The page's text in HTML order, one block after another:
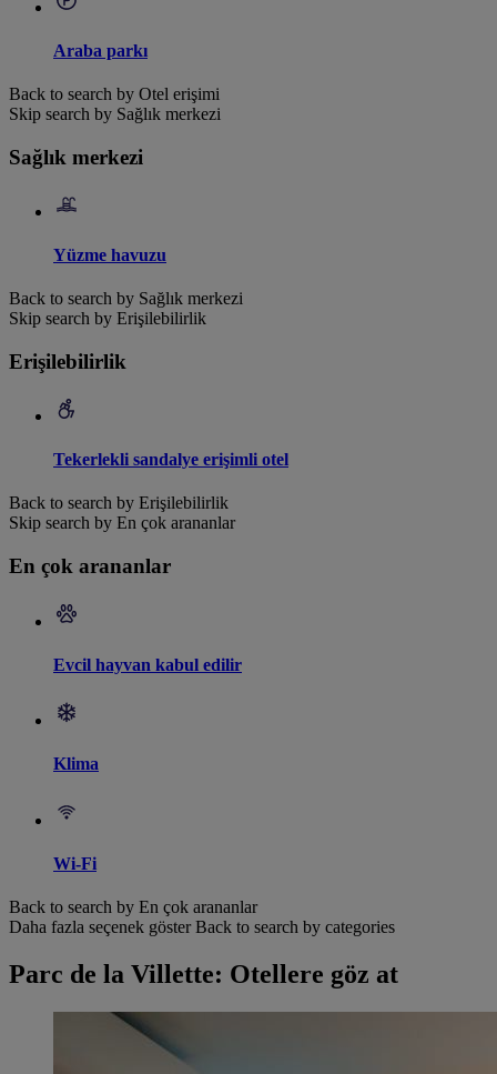
Araba parkı
Back to search by Otel erişimi
Skip search by Sağlık merkezi
Sağlık merkezi
Yüzme havuzu
Back to search by Sağlık merkezi
Skip search by Erişilebilirlik
Erişilebilirlik
Tekerlekli sandalye erişimli otel
Back to search by Erişilebilirlik
Skip search by En çok arananlar
En çok arananlar
Evcil hayvan kabul edilir
Klima
Wi-Fi
Back to search by En çok arananlar
Daha fazla seçenek göster Back to search by categories
Parc de la Villette: Otellere göz at